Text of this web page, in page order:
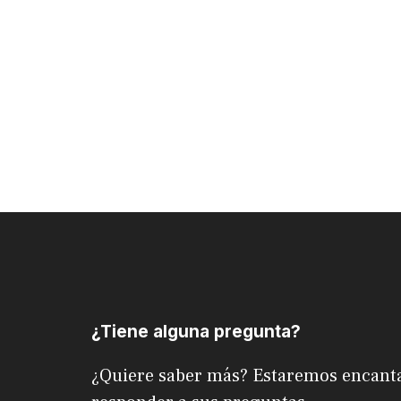
¿Tiene alguna pregunta?
¿Quiere saber más? Estaremos